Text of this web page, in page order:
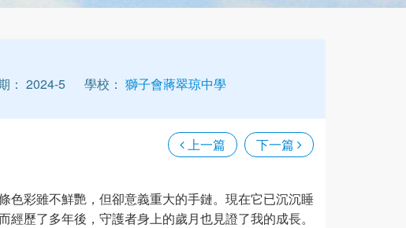
： 2024-5 學校： 獅子會蔣翠琼中學
上一篇 下一篇
色彩雖不鮮艷，但卻意義重大的手鏈。現在它已沉沉睡
歷了多年後，守護者身上的歲月也見證了我的成長。